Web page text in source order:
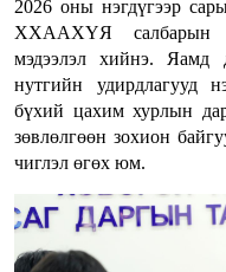
2026 оны нэгдүгээр
ХХААХҮЯ салбарын
мэдээлэл хийнэ. Яамд
нутгийн удирдлагууд
бүхий цахим хурлын
зөвлөлгөөн зохион
чиглэл өгөх юм.